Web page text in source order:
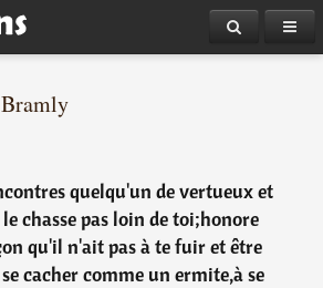
quelqu'un de vertueux et
chasse pas loin de toi;honore
qu'il n'ait pas à te fuir et être
cacher comme un ermite,à se